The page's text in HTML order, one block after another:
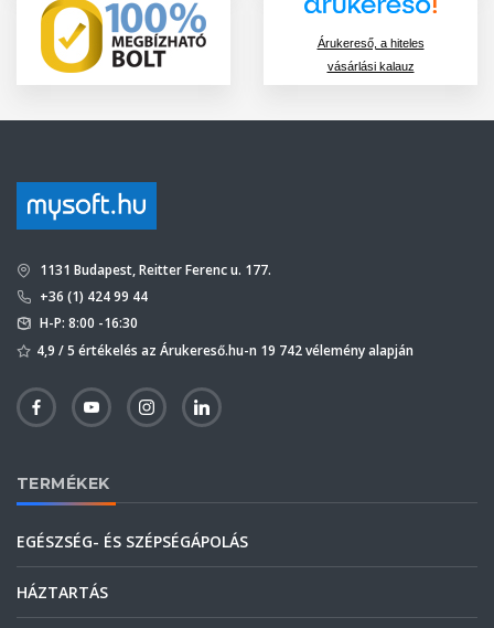
Árukereső, a hiteles
vásárlási kalauz
1131 Budapest, Reitter Ferenc u. 177.
+36 (1) 424 99 44
H-P: 8:00 -16:30
4,9 / 5 értékelés az Árukereső.hu-n 19 742 vélemény alapján
TERMÉKEK
EGÉSZSÉG- ÉS SZÉPSÉGÁPOLÁS
HÁZTARTÁS